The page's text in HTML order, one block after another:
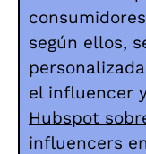
según ellos,
el influencer
Hubspot
influencers